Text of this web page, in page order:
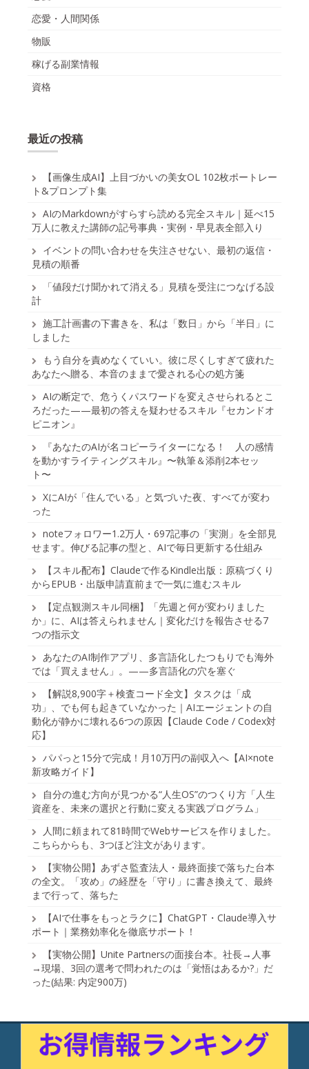
恋愛・人間関係
物販
稼げる副業情報
資格
最近の投稿
【画像生成AI】上目づかいの美女OL 102枚ポートレー
ト&プロンプト集
AIのMarkdownがすらすら読める完全スキル｜延べ15
万人に教えた講師の記号事典・実例・早見表全部入り
イベントの問い合わせを失注させない、最初の返信・
見積の順番
「値段だけ聞かれて消える」見積を受注につなげる設
計
施工計画書の下書きを、私は「数日」から「半日」に
しました
もう自分を責めなくていい。彼に尽くしすぎて疲れた
あなたへ贈る、本音のままで愛される心の処方箋
AIの断定で、危うくパスワードを変えさせられるとこ
ろだった——最初の答えを疑わせるスキル『セカンドオ
ピニオン』
『あなたのAIが名コピーライターになる！ 人の感情
を動かすライティングスキル』〜執筆＆添削2本セッ
ト〜
XにAIが「住んでいる」と気づいた夜、すべてが変わ
った
noteフォロワー1.2万人・697記事の「実測」を全部見
せます。伸びる記事の型と、AIで毎日更新する仕組み
【スキル配布】Claudeで作るKindle出版：原稿づくり
からEPUB・出版申請直前まで一気に進むスキル
【定点観測スキル同梱】「先週と何が変わりました
か」に、AIは答えられません｜変化だけを報告させる7
つの指示文
あなたのAI制作アプリ、多言語化したつもりでも海外
では「買えません」。——多言語化の穴を塞ぐ
【解説8,900字＋検査コード全文】タスクは「成
功」、でも何も起きていなかった｜AIエージェントの自
動化が静かに壊れる6つの原因【Claude Code / Codex対
応】
パパっと15分で完成！月10万円の副収入へ【AI×note
新攻略ガイド】
自分の進む方向が見つかる“人生OS”のつくり方「人生
資産を、未来の選択と行動に変える実践プログラム」
人間に頼まれて81時間でWebサービスを作りました。
こちらからも、3つほど注文があります。
【実物公開】あずさ監査法人・最終面接で落ちた台本
の全文。「攻め」の経歴を「守り」に書き換えて、最終
まで行って、落ちた
【AIで仕事をもっとラクに】ChatGPT・Claude導入サ
ポート｜業務効率化を徹底サポート！
【実物公開】Unite Partnersの面接台本。社長→人事
→現場、3回の選考で問われたのは「覚悟はあるか?」だ
った(結果: 内定900万)